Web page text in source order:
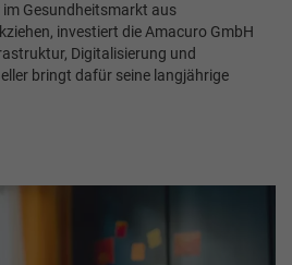
Gesundheitsmarkt aus
investiert die Amacuro GmbH
Digitalisierung und
bringt dafür seine langjährige